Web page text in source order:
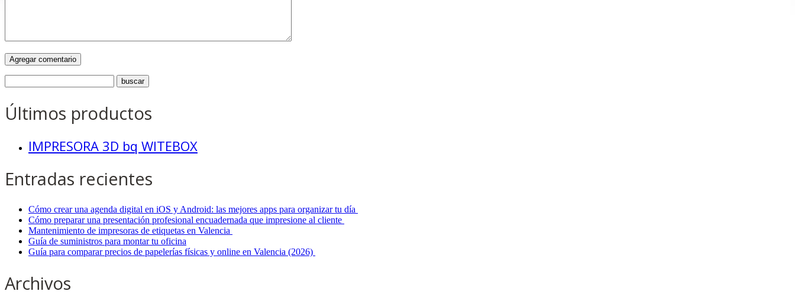
Últimos productos
IMPRESORA 3D bq WITEBOX
Entradas recientes
Cómo crear una agenda digital en iOS y Android: las mejores apps para organizar tu día
Cómo preparar una presentación profesional encuadernada que impresione al cliente
Mantenimiento de impresoras de etiquetas en Valencia
Guía de suministros para montar tu oficina
Guía para comparar precios de papelerías físicas y online en Valencia (2026)
Archivos